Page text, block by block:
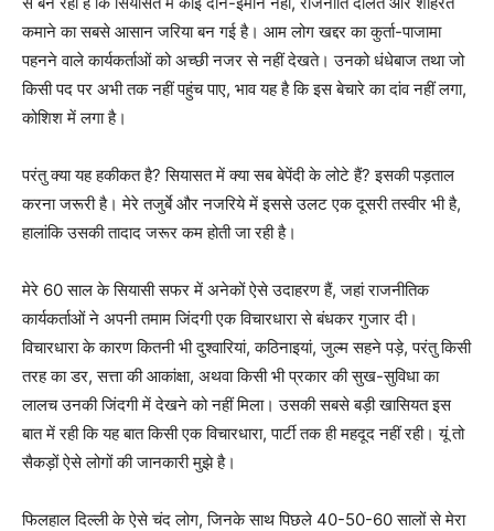
कमाने का सबसे आसान जरिया बन गई है। आम लोग खद्दर का कुर्ता-पाजामा
पहनने वाले कार्यकर्ताओं को अच्छी नजर से नहीं देखते। उनको धंधेबाज तथा जो
किसी पद पर अभी तक नहीं पहुंच पाए, भाव यह है कि इस बेचारे का दांव नहीं लगा,
कोशिश में लगा है।
परंतु क्या यह हकीकत है? सियासत में क्या सब बेपेंदी के लोटे हैं? इसकी पड़ताल
करना जरूरी है। मेरे तजुर्बे और नजरिये में इससे उलट एक दूसरी तस्वीर भी है,
हालांकि उसकी तादाद जरूर कम होती जा रही है।
मेरे 60 साल के सियासी सफर में अनेकों ऐसे उदाहरण हैं, जहां राजनीतिक
कार्यकर्ताओं ने अपनी तमाम जिंदगी एक विचारधारा से बंधकर गुजार दी।
विचारधारा के कारण कितनी भी दुश्वारियां, कठिनाइयां, जुल्म सहने पड़े, परंतु किसी
तरह का डर, सत्ता की आकांक्षा, अथवा किसी भी प्रकार की सुख-सुविधा का
लालच उनकी जिंदगी में देखने को नहीं मिला। उसकी सबसे बड़ी खासियत इस
बात में रही कि यह बात किसी एक विचारधारा, पार्टी तक ही महदूद नहीं रही। यूं तो
सैकड़ों ऐसे लोगों की जानकारी मुझे है।
फिलहाल दिल्ली के ऐसे चंद लोग, जिनके साथ पिछले 40-50-60 सालों से मेरा